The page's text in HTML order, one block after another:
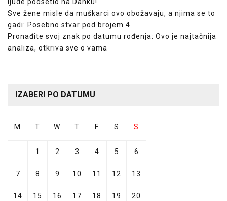
ljude podsetio na Danku!
Sve žene misle da muškarci ovo obožavaju, a njima se to
gadi: Posebno stvar pod brojem 4
Pronađite svoj znak po datumu rođenja: Ovo je najtačnija
analiza, otkriva sve o vama
IZABERI PO DATUMU
M T W T F S S
1 2 3 4 5 6
7 8 9 10 11 12 13
14 15 16 17 18 19 20